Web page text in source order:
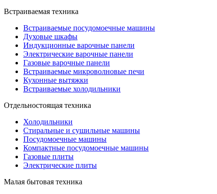
Встраиваемая техника
Встраиваемые посудомоечные машины
Духовые шкафы
Индукционные варочные панели
Электрические варочные панели
Газовые варочные панели
Встраиваемые микроволновые печи
Кухонные вытяжки
Встраиваемые холодильники
Отдельностоящая техника
Холодильники
Стиральные и сушильные машины
Посудомоечные машины
Компактные посудомоечные машины
Газовые плиты
Электрические плиты
Малая бытовая техника